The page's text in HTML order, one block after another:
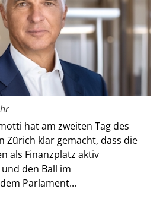
hat am zweiten Tag des
Zürich klar gemacht, dass die
als Finanzplatz aktiv
den Ball im
Parlament...